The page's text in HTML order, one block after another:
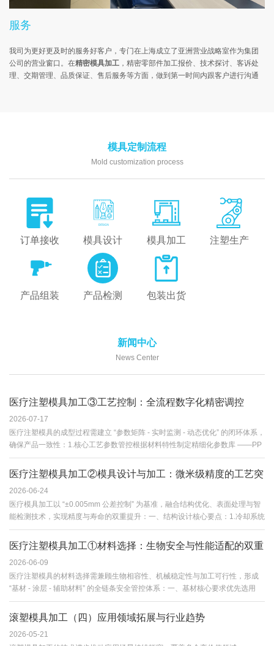
服务
我司为更好更及时的服务好客户，专门在上海成立了亚洲营业战略室作为集团
公司的营业窗口。在精密模具加工 ，精密零部件加工报价、技术探讨、客诉处
理、交期管理、品质保证、售后服务等方面，做到第一时间内跟客户进行沟通
模具定制流程
Mold customization process
订单接收 模具设计 模具加工 注塑生产
产品组装 产品检测 包装出货
新闻中心
News Center
医疗注塑模具加工③工艺控制：全流程数字化精密调控
2026-07-17
医疗注塑模具的成型过程需建立 “参数矩阵 - 实时监测 - 动态优化” 的闭环体系，
确保产品一致性：1.核心工艺参数管控根据材料特性制定精细化参数库 ——PP
材料注塑温度控制在 180-230℃，波动范围≤±2℃；PC 材料采用多级注射，首
段速度 80mm/s，末段减速至 20mm/s，保压压力分三段递减至 30MPa。注射
压力针对薄壁零件可达 100-150MPa，厚壁零件控制在 80-100MPa，确保重量
差异 < 0.1%。2.智能化过程监控模具嵌入压力 / 温度传感器，采样频率
≥1kHz，实时采集 200 + 项工艺参数，通过 AI 算法动态调整保压曲线与冷却时
间。部分头部企业引入数字孪生技术，将新模具交付周期从行业平均 45 天压缩
至 28 天以内。3.洁净生产环境加工车间需达到 ISO···
医疗注塑模具加工②模具设计与加工：微米级精度的工艺突
破
2026-06-24
医疗模具加工以 “±0.005mm 公差控制” 为基准，融合结构优化、表面处理与智
能检测技术，实现精度与寿命的双重提升：一、结构设计核心要点：1.冷却系统
采用随形水路设计，通过 CFD 流体仿真优化布局，使型腔温度均匀性误差
≤1℃，减少薄壁零件（厚度 < 1mm）的翘曲变形量至 0.08mm 以下；2.排气结
构创新设置真空排气槽，针对微流控芯片等精密产品，将气体滞留导致的气泡
缺陷发生率降至 0.005% 以下；3.热流道系统需实现 ±0.3℃模温控制精度，配
合可调节式浇口套，适配不同医用塑料的流动性差异。二、超精密加工技术采
用五轴联动加工中心、慢走丝线切割机床实现型腔表面粗糙度 Ra≤0.05μm，关
键区域经金刚石砂轮镜面抛光至 Ra≤0.02μm，防止微···
医疗注塑模具加工①材料选择：生物安全与性能适配的双重
门槛
2026-06-09
医疗注塑模具的材料选择需兼顾生物相容性、机械稳定性与加工可行性，形成
“基材 - 涂层 - 辅助材料” 的全链条安全管控体系：一、基材核心要求优先选用
S136 不锈钢、NAK80 预硬化钢等医用级模具钢，其硫磷含量需≤0.015%，非
金属夹杂物评级≤ASTM E45 Type A Level 1，确保无重金属析出风险。对于植
入式器械模具，需采用 316L 不锈钢（ASTM A276）并镀 2-3μm 类金刚石涂层
（DLC），通过 FDA 惰性测试避免金属离子迁移。二材料性能适配针对不同灭
滚塑模具加工（四）应用领域拓展与行业趋势
2026-05-21